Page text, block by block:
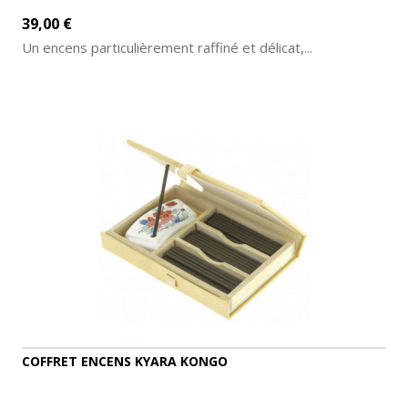
39,00 €
Un encens particulièrement raffiné et délicat,...
COFFRET ENCENS KYARA KONGO